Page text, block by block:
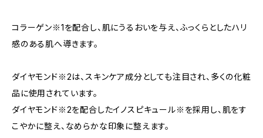
コラーゲン※1を配合し、肌にうるおいを与え、ふっくらとしたハリ
感のある肌へ導きます。
ダイヤモンド※2は、スキンケア成分としても注目され、多くの化粧
品に使用されています。
ダイヤモンド※2を配合したイノスピキュール※を採用し、肌をす
こやかに整え、なめらかな印象に整えます。